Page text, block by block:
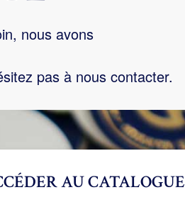
nous avons
pas à nous contacter.
AU CATALOGUE